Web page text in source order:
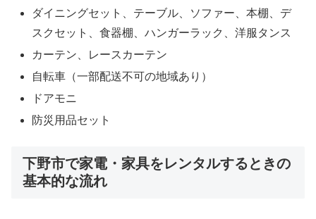
ダイニングセット、テーブル、ソファー、本棚、デ
スクセット、食器棚、ハンガーラック、洋服タンス
カーテン、レースカーテン
自転車（一部配送不可の地域あり）
ドアモニ
防災用品セット
下野市で家電・家具をレンタルするときの
基本的な流れ